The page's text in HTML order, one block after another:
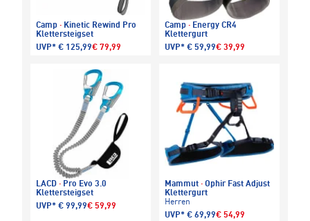
Camp · Kinetic Rewind Pro
Klettersteigset
UVP* € 125,99€ 79,99
Camp · Energy CR4
Klettergurt
UVP* € 59,99€ 39,99
LACD · Pro Evo 3.0
Klettersteigset
UVP* € 99,99€ 59,99
Mammut · Ophir Fast Adjust
Klettergurt
Herren
UVP* € 69,99€ 54,99